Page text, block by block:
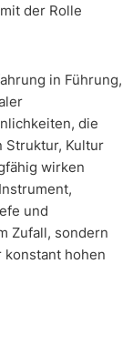
der Rolle
in Führung,
die
Struktur, Kultur
wirken
und
Zufall, sondern
hohen